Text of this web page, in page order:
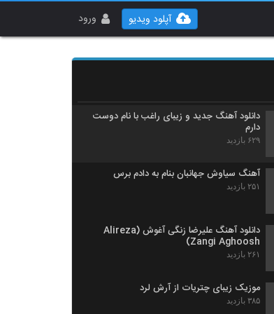
ورود آپلود ویدیو
دانلود آهنگ پدرام حسین پور دنج
دانلود آهنگ جدید و زیبای راغب با نام دوست
دارم
۶۲۹ بازدید
آهنگ سیاوش جهانبان بنام به دادم برس
۲۵۱ بازدید
دانلود آهنگ علیرضا زنگی آغوش (Alireza
Zangi Aghoosh)
۲۶۱ بازدید
موزیک زیبای چتریات از آرش لرد
۳۸۵ بازدید